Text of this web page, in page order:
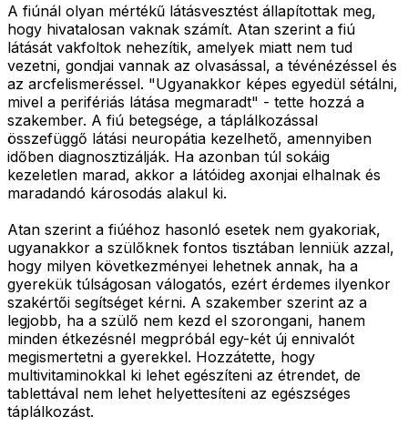
A fiúnál olyan mértékű látásvesztést állapítottak meg,
hogy hivatalosan vaknak számít. Atan szerint a fiú
látását vakfoltok nehezítik, amelyek miatt nem tud
vezetni, gondjai vannak az olvasással, a tévénézéssel és
az arcfelismeréssel. "Ugyanakkor képes egyedül sétálni,
mivel a perifériás látása megmaradt" - tette hozzá a
szakember. A fiú betegsége, a táplálkozással
összefüggő látási neuropátia kezelhető, amennyiben
időben diagnosztizálják. Ha azonban túl sokáig
kezeletlen marad, akkor a látóideg axonjai elhalnak és
maradandó károsodás alakul ki.
Atan szerint a fiúéhoz hasonló esetek nem gyakoriak,
ugyanakkor a szülőknek fontos tisztában lenniük azzal,
hogy milyen következményei lehetnek annak, ha a
gyerekük túlságosan válogatós, ezért érdemes ilyenkor
szakértői segítséget kérni. A szakember szerint az a
legjobb, ha a szülő nem kezd el szorongani, hanem
minden étkezésnél megpróbál egy-két új ennivalót
megismertetni a gyerekkel. Hozzátette, hogy
multivitaminokkal ki lehet egészíteni az étrendet, de
tablettával nem lehet helyettesíteni az egészséges
táplálkozást.